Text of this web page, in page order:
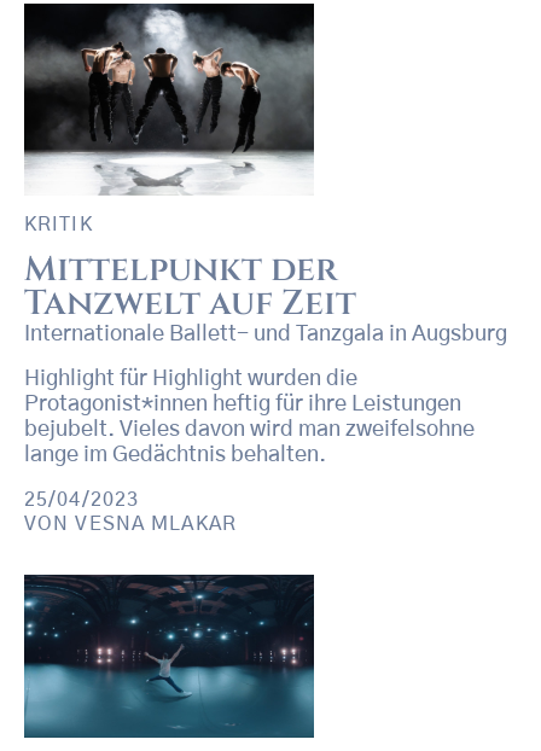
KRITIK
Mittelpunkt der
Tanzwelt auf Zeit
Internationale Ballett- und Tanzgala in Augsburg
Highlight für Highlight wurden die
Protagonist*innen heftig für ihre Leistungen
bejubelt. Vieles davon wird man zweifelsohne
lange im Gedächtnis behalten.
25/04/2023
VONVESNA MLAKAR